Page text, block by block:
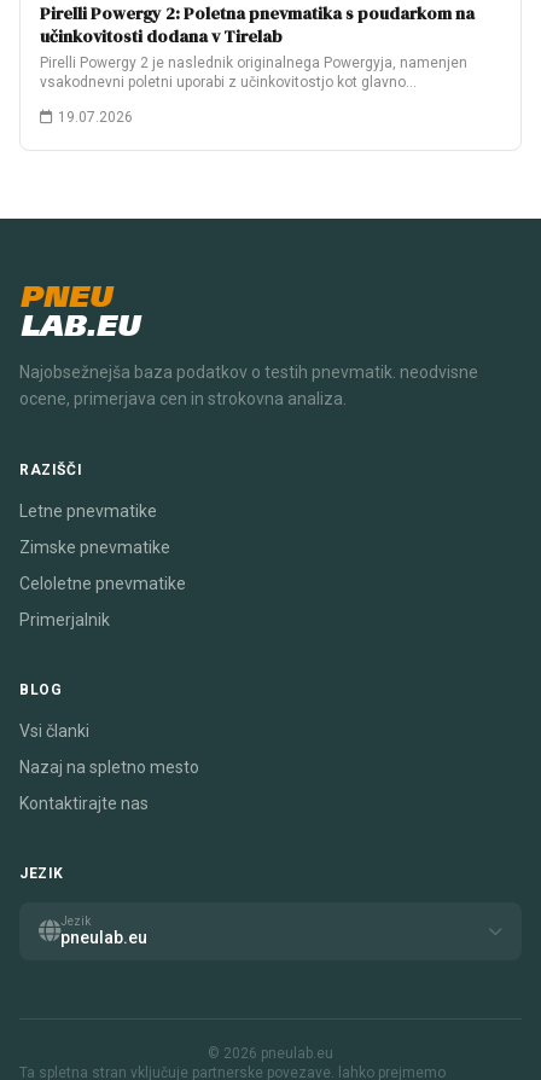
Pirelli Powergy 2: Poletna pnevmatika s poudarkom na
učinkovitosti dodana v Tirelab
Pirelli Powergy 2 je naslednik originalnega Powergyja, namenjen
vsakodnevni poletni uporabi z učinkovitostjo kot glavno…
19.07.2026
PNEU
LAB.EU
Najobsežnejša baza podatkov o testih pnevmatik. neodvisne
ocene, primerjava cen in strokovna analiza.
RAZIŠČI
Letne pnevmatike
Zimske pnevmatike
Celoletne pnevmatike
Primerjalnik
BLOG
Vsi članki
Nazaj na spletno mesto
Kontaktirajte nas
JEZIK
Jezik
pneulab.eu
© 2026 pneulab.eu
Ta spletna stran vključuje partnerske povezave. lahko prejmemo